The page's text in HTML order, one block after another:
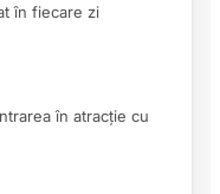
în fiecare zi
în atracție cu